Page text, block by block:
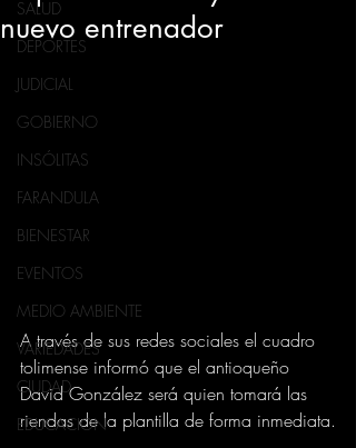
SALUD
DEPORTES
JUDICIAL
GOBIERNO
INSÓLITAS
FARANDULA
BIENESTAR
EVENTOS
MEDIO AMBIENTE
VARIEDADES
CIUDAD
EDUCACION
nuevo entrenador
A través de sus redes sociales el cuadro
tolimense informó que el antioqueño
David González será quien tomará las
riendas de la plantilla de forma inmediata.